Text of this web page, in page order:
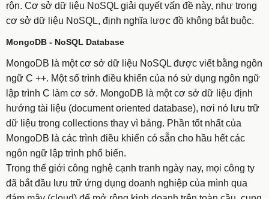
rộn. Cơ sở dữ liệu NoSQL giải quyết vấn đề này, như trong
cơ sở dữ liệu NoSQL, định nghĩa lược đồ không bắt buộc.
MongoDB - NoSQL Database
MongoDB là một cơ sở dữ liệu NoSQL được viết bằng ngôn
ngữ C ++. Một số trình điều khiển của nó sử dụng ngôn ngữ
lập trình C làm cơ sở. MongoDB là một cơ sở dữ liệu định
hướng tài liệu (document oriented database), nơi nó lưu trữ
dữ liệu trong collections thay vì bảng. Phần tốt nhất của
MongoDB là các trình điều khiển có sẵn cho hầu hết các
ngôn ngữ lập trình phổ biến.
Trong thế giới công nghệ cạnh tranh ngày nay, mọi công ty
đã bắt đầu lưu trữ ứng dụng doanh nghiệp của mình qua